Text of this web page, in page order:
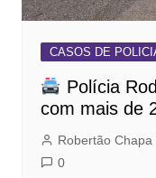
CASOS DE
Polícia
com mais de
Robertão Chapa
0